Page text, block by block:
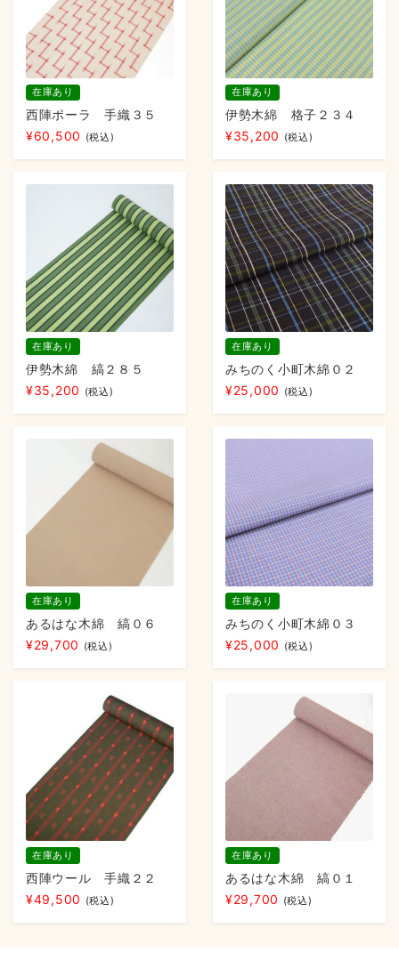
在庫あり
西陣ポーラ 手織３５
¥60,500 (税込)
在庫あり
伊勢木綿 格子２３４
¥35,200 (税込)
在庫あり
伊勢木綿 縞２８５
¥35,200 (税込)
在庫あり
みちのく小町木綿０２
¥25,000 (税込)
在庫あり
あるはな木綿 縞０６
¥29,700 (税込)
在庫あり
みちのく小町木綿０３
¥25,000 (税込)
在庫あり
西陣ウール 手織２２
¥49,500 (税込)
在庫あり
あるはな木綿 縞０１
¥29,700 (税込)